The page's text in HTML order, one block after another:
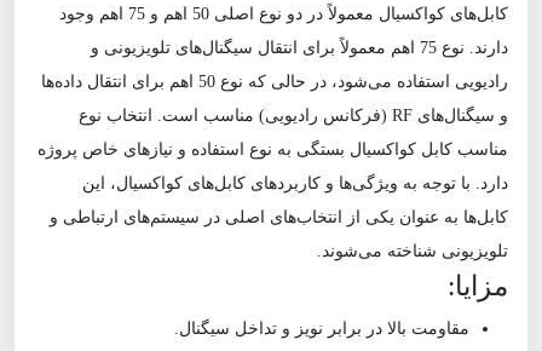
کابل‌های کواکسیال معمولاً در دو نوع اصلی 50 اهم و 75 اهم وجود
دارند. نوع 75 اهم معمولاً برای انتقال سیگنال‌های تلویزیونی و
رادیویی استفاده می‌شود، در حالی که نوع 50 اهم برای انتقال داده‌ها
و سیگنال‌های RF (فرکانس رادیویی) مناسب است. انتخاب نوع
مناسب کابل کواکسیال بستگی به نوع استفاده و نیازهای خاص پروژه
دارد. با توجه به ویژگی‌ها و کاربردهای کابل‌های کواکسیال، این
کابل‌ها به عنوان یکی از انتخاب‌های اصلی در سیستم‌های ارتباطی و
تلویزیونی شناخته می‌شوند.
مزایا:
مقاومت بالا در برابر نویز و تداخل سیگنال.